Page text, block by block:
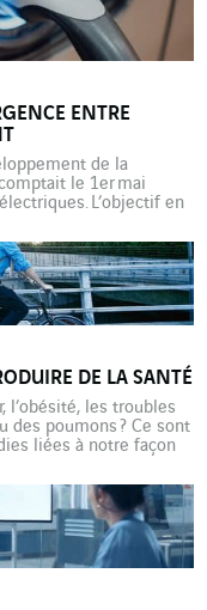
ENTRE
de la
le 1er mai
L’objectif en
la recharge des
ou au travail,
DE LA SANTÉ
l’obésité, les troubles
des poumons ? Ce sont
liées à notre façon
« produire de la […]